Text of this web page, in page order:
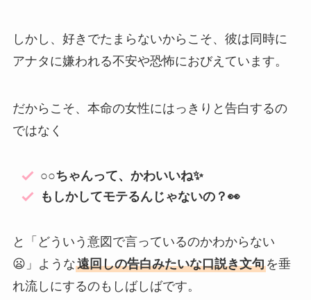
しかし、好きでたまらないからこそ、彼は同時に
アナタに嫌われる不安や恐怖におびえています。
だからこそ、本命の女性にはっきりと告白するの
ではなく
○○ちゃんって、かわいいね✨
もしかしてモテるんじゃないの？👀
と「どういう意図で言っているのかわからない
😦」ような遠回しの告白みたいな口説き文句を垂
れ流しにするのもしばしばです。